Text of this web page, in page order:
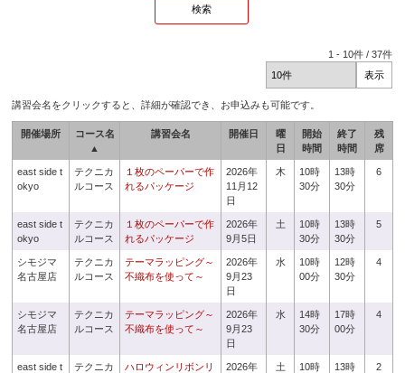
1 - 10件 /37件
講習会名をクリックすると、詳細が確認でき、お申込みも可能です。
開催場所
コース名
▲
講習会名 開催日
曜
日
開始
時間
終了
時間
残
席
east side t
okyo
テクニカ
ルコース
１枚のペーパーで作
れるパッケージ
2026年
11月12
日
木
10時
30分
13時
30分
6
east side t
okyo
テクニカ
ルコース
１枚のペーパーで作
れるパッケージ
2026年
9月5日
土
10時
30分
13時
30分
5
シモジマ
名古屋店
テクニカ
ルコース
テーマラッピング～
不織布を使って～
2026年
9月23
日
水
10時
00分
12時
30分
4
シモジマ
名古屋店
テクニカ
ルコース
テーマラッピング～
不織布を使って～
2026年
9月23
日
水
14時
30分
17時
00分
4
east side t
テクニカ
ハロウィンリボンリ
2026年
土
10時
13時
2